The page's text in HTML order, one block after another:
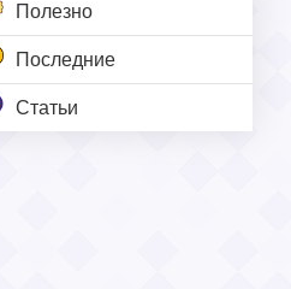
Полезно
Последние
Статьи